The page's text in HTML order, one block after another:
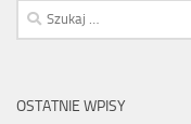
Szukaj:
OSTATNIE WPISY